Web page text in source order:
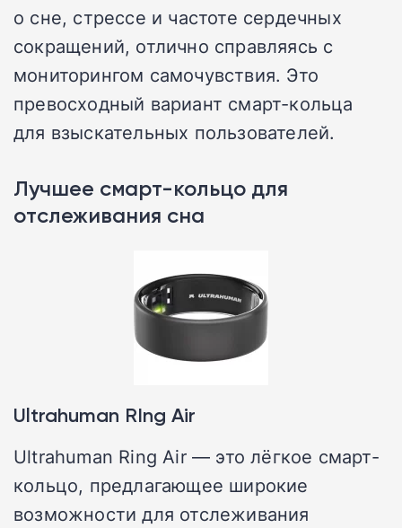
о сне, стрессе и частоте сердечных
сокращений, отлично справляясь с
мониторингом самочувствия. Это
превосходный вариант смарт-кольца
для взыскательных пользователей.
Лучшее смарт-кольцо для
отслеживания сна
Ultrahuman RIng Air
Ultrahuman Ring Air — это лёгкое смарт-
кольцо, предлагающее широкие
возможности для отслеживания